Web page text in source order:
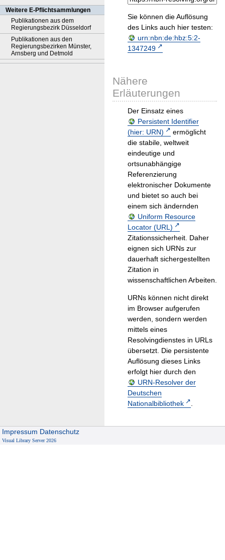
Weitere E-Pflichtsammlungen
Publikationen aus dem
Regierungsbezirk Düsseldorf
Publikationen aus den
Regierungsbezirken Münster,
Arnsberg und Detmold
Sie können die Auflösung
des Links auch hier testen:
urn:nbn:de:hbz:5:2-
1347249
Nähere
Erläuterungen
Der Einsatz eines
Persistent Identifier
(hier: URN)
ermöglicht
die stabile, weltweit
eindeutige und
ortsunabhängige
Referenzierung
elektronischer Dokumente
und bietet so auch bei
einem sich ändernden
Uniform Resource
Locator (URL)
Zitationssicherheit. Daher
eignen sich URNs zur
dauerhaft sichergestellten
Zitation in
wissenschaftlichen Arbeiten.
URNs können nicht direkt
im Browser aufgerufen
werden, sondern werden
mittels eines
Resolvingdienstes in URLs
übersetzt. Die persistente
Auflösung dieses Links
erfolgt hier durch den
URN-Resolver der
Deutschen
Nationalbibliothek
.
Impressum Datenschutz
Visual Library Server 2026